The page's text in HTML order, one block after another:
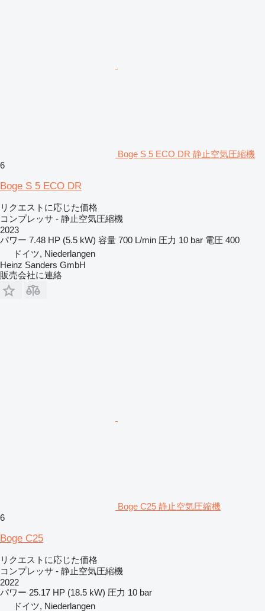
Boge S 5 ECO DR 静止空気圧縮機
6
Boge S 5 ECO DR
リクエストに応じた価格
コンプレッサ - 静止空気圧縮機
2023
パワー 7.48 HP (5.5 kW) 容量 700 L/min 圧力 10 bar 電圧 400
ドイツ, Niederlangen
Heinz Sanders GmbH
販売会社に連絡
Boge C25 静止空気圧縮機
6
Boge C25
リクエストに応じた価格
コンプレッサ - 静止空気圧縮機
2022
パワー 25.17 HP (18.5 kW) 圧力 10 bar
ドイツ, Niederlangen